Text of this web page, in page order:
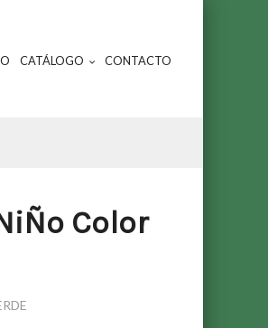
CATÁLOGO CONTACTO
Color